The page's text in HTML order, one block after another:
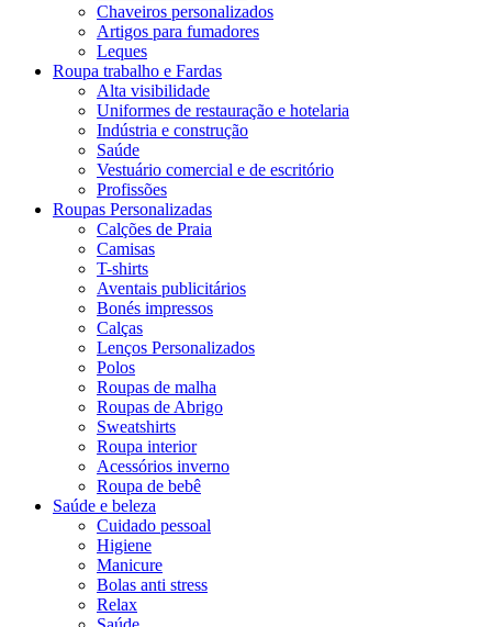
Chaveiros personalizados
Artigos para fumadores
Leques
Roupa trabalho e Fardas
Alta visibilidade
Uniformes de restauração e hotelaria
Indústria e construção
Saúde
Vestuário comercial e de escritório
Profissões
Roupas Personalizadas
Calções de Praia
Camisas
T-shirts
Aventais publicitários
Bonés impressos
Calças
Lenços Personalizados
Polos
Roupas de malha
Roupas de Abrigo
Sweatshirts
Roupa interior
Acessórios inverno
Roupa de bebê
Saúde e beleza
Cuidado pessoal
Higiene
Manicure
Bolas anti stress
Relax